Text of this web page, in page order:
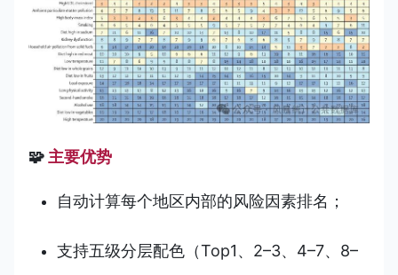
🧩 主要优势
自动计算每个地区内部的风险因素排名；
支持五级分层配色（Top1、2–3、4–7、8–